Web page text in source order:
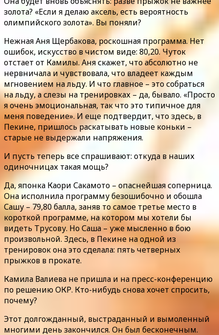
золота? «Если я делаю аксель, есть вероятность
олимпийского золота». Вы поняли?
Нежная Аня Щербакова, роскошная программа. Нет
ошибок, искусство в чистом виде: 80,20. Чуток
отстает от Камилы. Аня скажет, что абсолютно не
нервничала и чувствовала, что владеет каждым
мгновением на льду. И что главное – это собраться
на льду, а слезы на тренировках – да, бывало. «Просто
я очень эмоциональная, так что это типичное для
меня поведение». И еще подтвердит, что здесь, в
Пекине, пришлось раскатывать новые коньки –
старые не выдержали напряжения.
И пусть теперь все спрашивают: откуда в наших
одиночницах такая мощь?
Да, японка Каори Сакамото – опаснейшая соперница.
Она исполнила программу безошибочно и обошла
Сашу – 79,80 балла, заняв то самое третье место в
короткой программе, на котором мы хотели бы
видеть Трусову. Но Саша – уже мысленно в бою
произвольной. Здесь, в Пекине на одной из
тренировок она это сделала: пять четверных
прыжков в прокате.
Камила Валиева не пришла и на пресс-конференцию
по решению ОКР. Кто-нибудь снова хочет спросить,
почему?
Этот долгожданный, выстраданный и вымоленный
многими день закончился. Он был бесконечным.